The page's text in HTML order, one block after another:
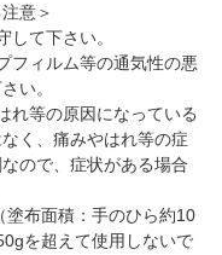
意＞
して下さい。
フィルム等の通気性の悪
い。
れ等の原因になっている
く、痛みやはれ等の症
ので、症状がある場合
塗布面積：手のひら約10
を超えて使用しないで